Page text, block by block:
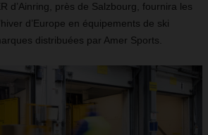
d’Ainring, près de Salzbourg, fournira les
d’Europe en équipements de ski
distribuées par Amer Sports.